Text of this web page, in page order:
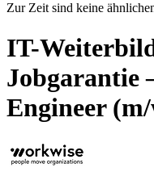
Zur Zeit sind keine
IT-
Jobgarantie
Engineer